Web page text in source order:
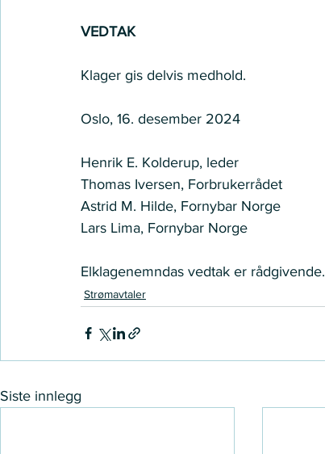
VEDTAK
Klager gis delvis medhold.
Oslo, 16. desember 2024
Henrik E. Kolderup, leder
Thomas Iversen, Forbrukerrådet
Astrid M. Hilde, Fornybar Norge
Lars Lima, Fornybar Norge
Elklagenemndas vedtak er rådgivende.
Strømavtaler
Siste innlegg